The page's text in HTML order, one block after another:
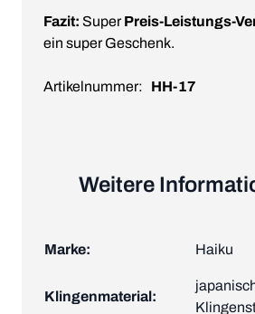
Fazit: SuperPreis-Leistungs-
ein super Geschenk.
Artikelnummer: HH-17
Weitere
Marke: Haiku
Klingenmaterial: